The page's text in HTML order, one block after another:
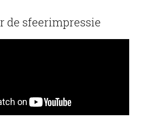
de sfeerimpressie